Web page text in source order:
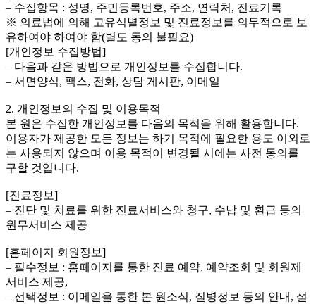
– 수집항목 : 성명, 주민등록번호, 주소, 연락처, 진료기록
※ 의료법에 의해 고유식별정보 및 진료정보를 의무적으로 보
유하여야 하여야 함(별도 동의 불필요)
[개인정보 수집방법]
– 다음과 같은 방법으로 개인정보를 수집합니다.
– 서면양식, 팩스, 전화, 상담 게시판, 이메일
2. 개인정보의 수집 및 이용목적
본 원은 수집한 개인정보를 다음의 목적을 위해 활용합니다.
이용자가 제공한 모든 정보는 하기 목적에 필요한 용도 이외로
는 사용되지 않으며 이용 목적이 변경될 시에는 사전 동의를
구할 것입니다.
[진료정보]
– 진단 및 치료를 위한 진료서비스와 청구, 수납 및 환급 등의
원무서비스 제공
[홈페이지 회원정보]
– 필수정보 : 홈페이지를 통한 진료 예약, 예약조회 및 회원제
서비스 제공,
– 선택정보 : 이메일을 통한 본 원소식, 질병정보 등의 안내, 설